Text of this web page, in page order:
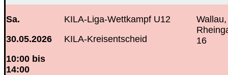
Sa.
30.05.2026
10:00 bis
14:00
KILA-Liga-Wettkampf U12
KILA-Kreisentscheid
16